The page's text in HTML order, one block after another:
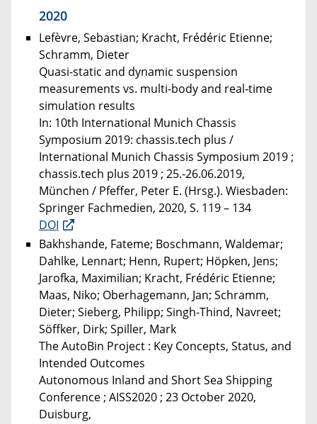
2020
Lefèvre, Sebastian; Kracht, Frédéric Etienne;
Schramm, Dieter
Quasi-static and dynamic suspension
measurements vs. multi-body and real‑time
simulation results
In: 10th International Munich Chassis
Symposium 2019: chassis.tech plus /
International Munich Chassis Symposium 2019 ;
chassis.tech plus 2019 ; 25.-26.06.2019,
München / Pfeffer, Peter E. (Hrsg.). Wiesbaden:
Springer Fachmedien, 2020, S. 119 – 134
DOI
Bakhshande, Fateme; Boschmann, Waldemar;
Dahlke, Lennart; Henn, Rupert; Höpken, Jens;
Jarofka, Maximilian; Kracht, Frédéric Etienne;
Maas, Niko; Oberhagemann, Jan; Schramm,
Dieter; Sieberg, Philipp; Singh-Thind, Navreet;
Söffker, Dirk; Spiller, Mark
The AutoBin Project : Key Concepts, Status, and
Intended Outcomes
Autonomous Inland and Short Sea Shipping
Conference ; AISS2020 ; 23 October 2020,
Duisburg,